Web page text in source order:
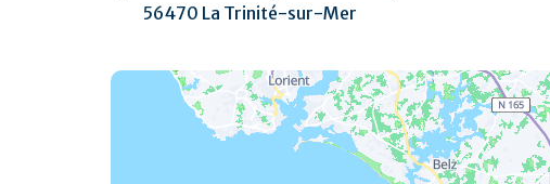
56470 La Trinité-sur-Mer